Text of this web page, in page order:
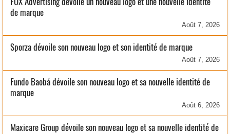
de marque
Août 7, 2026
Sporza dévoile son nouveau logo et son identité de marque
Août 7, 2026
Fundo Baobá dévoile son nouveau logo et sa nouvelle identité de
marque
Août 6, 2026
Maxicare Group dévoile son nouveau logo et sa nouvelle identité de